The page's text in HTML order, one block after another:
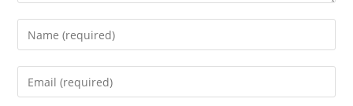
Enter
your
name
Enter
your